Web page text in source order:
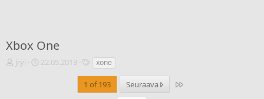
Xbox One
V
jryi
A
22.05.2013
T
n
n
xone
1 of 193 Seuraava Last